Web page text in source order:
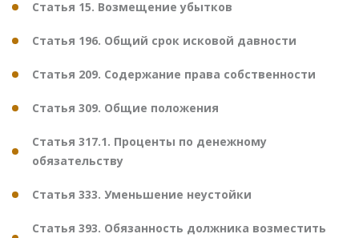
Статья 15. Возмещение убытков
Статья 196. Общий срок исковой давности
Статья 209. Содержание права собственности
Статья 309. Общие положения
Статья 317.1. Проценты по денежному
обязательству
Статья 333. Уменьшение неустойки
Статья 393. Обязанность должника возместить